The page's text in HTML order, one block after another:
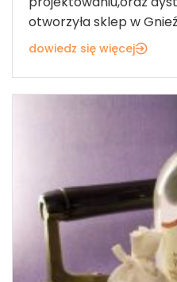
otworzyła sklep w
dowiedz się więcej